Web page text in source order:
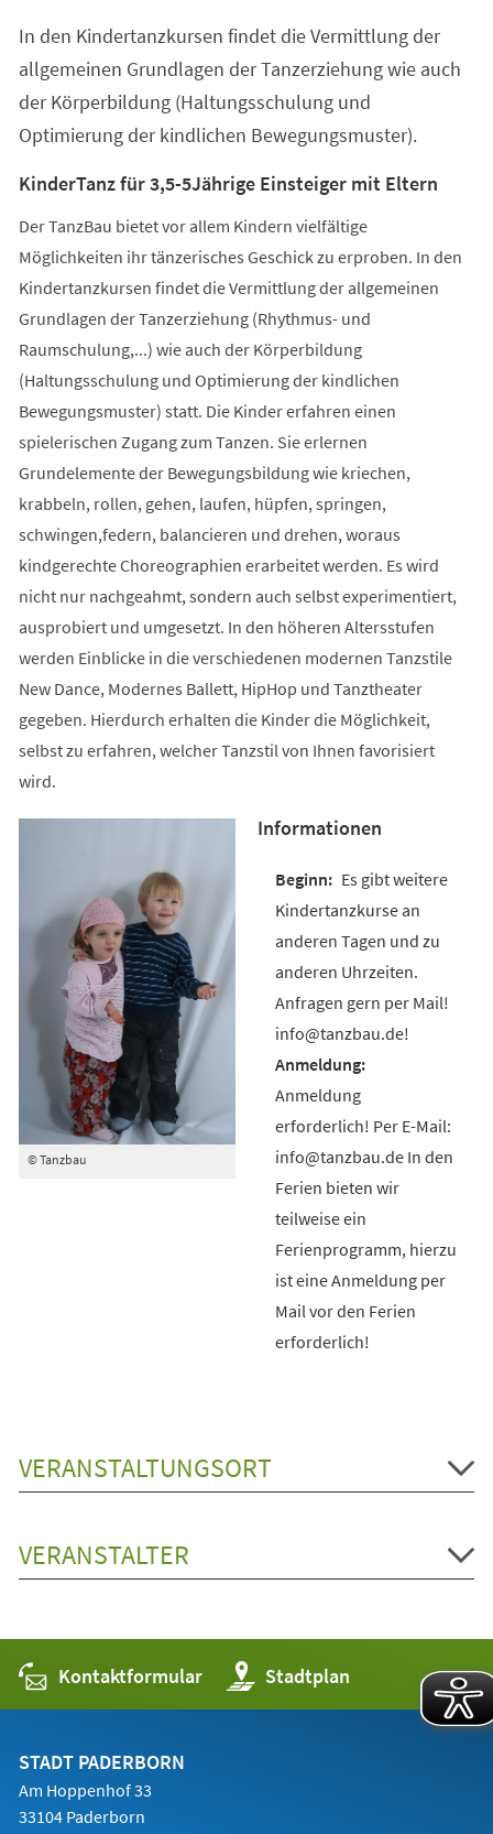
In den Kindertanzkursen findet die Vermittlung der
allgemeinen Grundlagen der Tanzerziehung wie auch
der Körperbildung (Haltungsschulung und
Optimierung der kindlichen Bewegungsmuster).
KinderTanz für 3,5-5Jährige Einsteiger mit Eltern
Der TanzBau bietet vor allem Kindern vielfältige
Möglichkeiten ihr tänzerisches Geschick zu erproben. In den
Kindertanzkursen findet die Vermittlung der allgemeinen
Grundlagen der Tanzerziehung (Rhythmus- und
Raumschulung,...) wie auch der Körperbildung
(Haltungsschulung und Optimierung der kindlichen
Bewegungsmuster) statt. Die Kinder erfahren einen
spielerischen Zugang zum Tanzen. Sie erlernen
Grundelemente der Bewegungsbildung wie kriechen,
krabbeln, rollen, gehen, laufen, hüpfen, springen,
schwingen,federn, balancieren und drehen, woraus
kindgerechte Choreographien erarbeitet werden. Es wird
nicht nur nachgeahmt, sondern auch selbst experimentiert,
ausprobiert und umgesetzt. In den höheren Altersstufen
werden Einblicke in die verschiedenen modernen Tanzstile
New Dance, Modernes Ballett, HipHop und Tanztheater
gegeben. Hierdurch erhalten die Kinder die Möglichkeit,
selbst zu erfahren, welcher Tanzstil von Ihnen favorisiert
wird.
© Tanzbau
Informationen
Es gibt weitere
Kindertanzkurse an
anderen Tagen und zu
anderen Uhrzeiten.
Anfragen gern per Mail!
info@tanzbau.de!
Anmeldung
erforderlich! Per E-Mail:
info@tanzbau.de In den
Ferien bieten wir
teilweise ein
Ferienprogramm, hierzu
ist eine Anmeldung per
Mail vor den Ferien
erforderlich!
VERANSTALTUNGSORT
VERANSTALTER
Kontaktformular Stadtplan
(Öffnet
in
einem
STADT PADERBORN
Am Hoppenhof 33
33104 Paderborn